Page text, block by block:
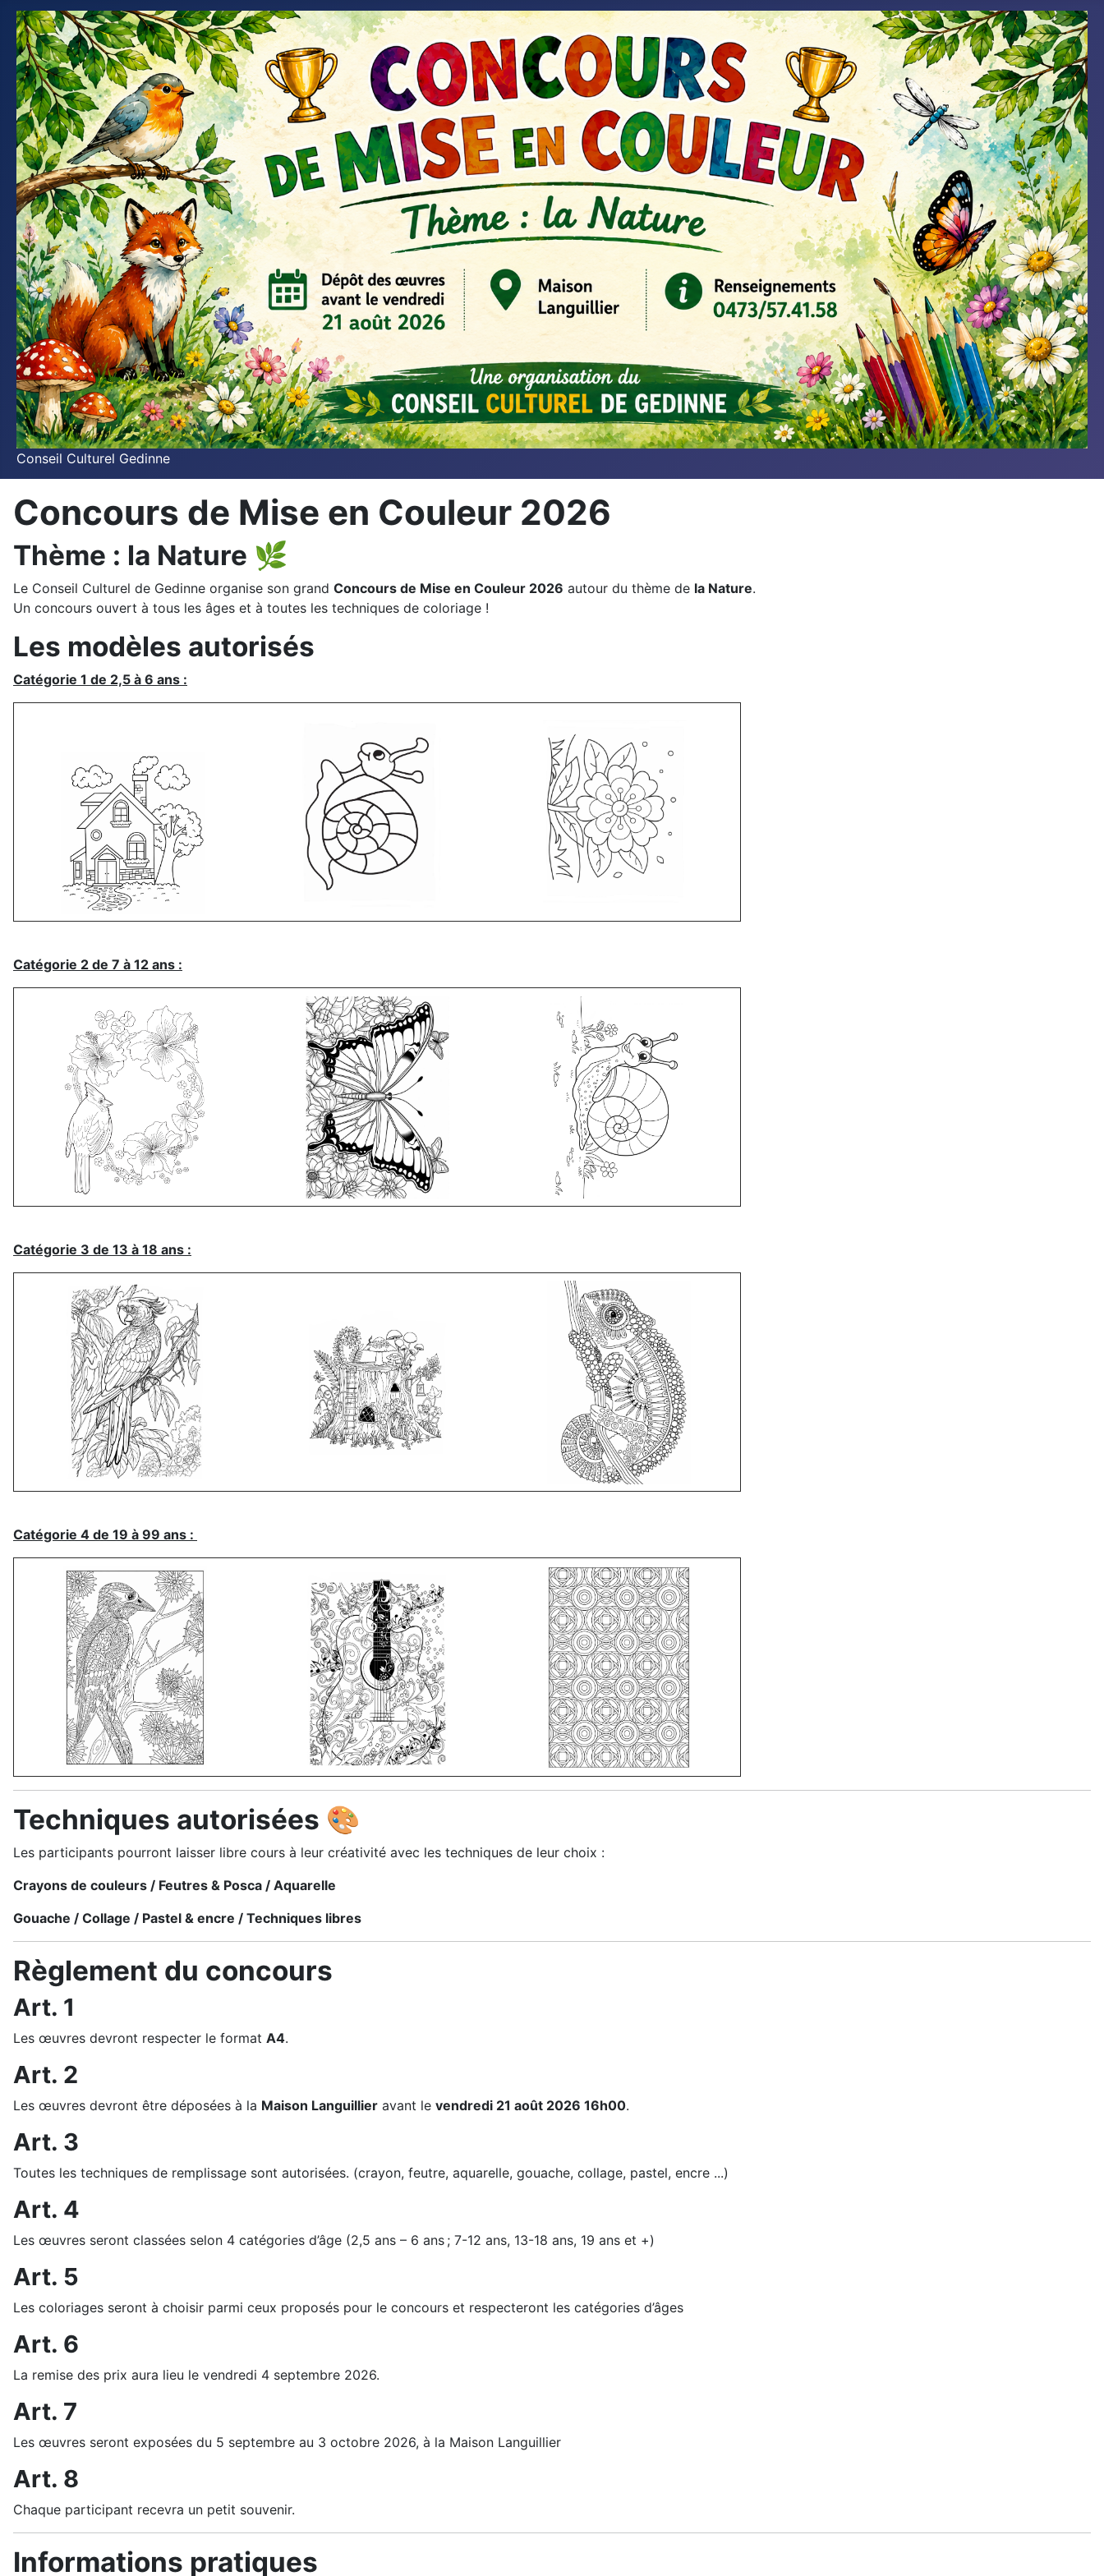
Conseil Culturel Gedinne
Concours de Mise en Couleur 2026
Thème : la Nature 🌿
Le Conseil Culturel de Gedinne organise son grand Concours de Mise en Couleur 2026 autour du thème de la Nature.
Un concours ouvert à tous les âges et à toutes les techniques de coloriage !
Les modèles autorisés
Catégorie 1 de 2,5 à 6 ans :
Catégorie 2 de 7 à 12 ans :
Catégorie 3 de 13 à 18 ans :
Catégorie 4 de 19 à 99 ans :
Techniques autorisées 🎨
Les participants pourront laisser libre cours à leur créativité avec les techniques de leur choix :
Crayons de couleurs / Feutres & Posca / Aquarelle
Gouache / Collage / Pastel & encre / Techniques libres
Règlement du concours
Art. 1
Les œuvres devront respecter le format A4.
Art. 2
Les œuvres devront être déposées à la Maison Languillier avant le vendredi 21 août 2026 16h00.
Art. 3
Toutes les techniques de remplissage sont autorisées. (crayon, feutre, aquarelle, gouache, collage, pastel, encre ...)
Art. 4
Les œuvres seront classées selon 4 catégories d’âge (2,5 ans – 6 ans ; 7-12 ans, 13-18 ans, 19 ans et +)
Art. 5
Les coloriages seront à choisir parmi ceux proposés pour le concours et respecteront les catégories d’âges
Art. 6
La remise des prix aura lieu le vendredi 4 septembre 2026.
Art. 7
Les œuvres seront exposées du 5 septembre au 3 octobre 2026, à la Maison Languillier
Art. 8
Chaque participant recevra un petit souvenir.
Informations pratiques